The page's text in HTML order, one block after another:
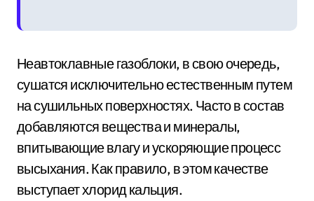
Неавтоклавные газоблоки, в свою очередь,
сушатся исключительно естественным путем
на сушильных поверхностях. Часто в состав
добавляются вещества и минералы,
впитывающие влагу и ускоряющие процесс
высыхания. Как правило, в этом качестве
выступает хлорид кальция.